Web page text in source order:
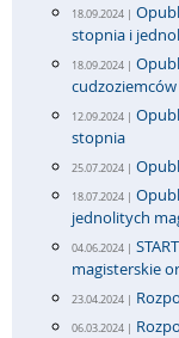
18.09.2024 |
stopnia i
18.09.2024 |
12.09.2024 |
stopnia
25.07.2024 |
18.07.2024 |
jednolitych
04.06.2024 |
magisterskie
23.04.2024 |
06.03.2024 |